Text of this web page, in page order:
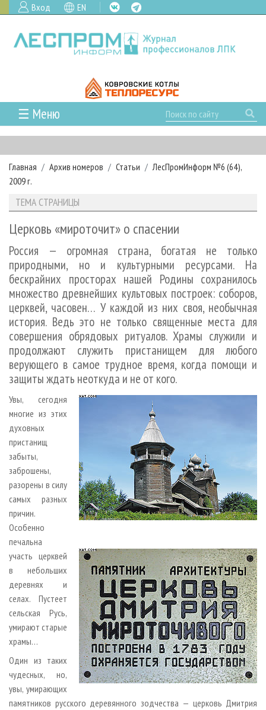
Вход EN
☰ Меню
ГЛАВНАЯ
РУБРИКИ И ТЕМЫ
РУБРИКИ ЖУРНАЛА
ЛЕСОЗАГОТОВКА
ЛЕСОПИЛЕНИЕ
ДЕРЕВООБРАБОТКА
СУШКА ДРЕВЕСИНЫ
ПРОИЗВОДСТВО ДРЕВЕСНЫХ ПЛИТ
ДЕРЕВЯННОЕ ДОМОСТРОЕНИЕ
ПРОИЗВОДСТВО МЕБЕЛИ
БИОЭНЕРГЕТИКА
ЦБП
ИНСТРУМЕНТ И МАТЕРИАЛЫ
НОВОСТИ
НОВОСТИ ЛПК
НОВОСТИ ЖУРНАЛА
НОВОСТИ КОМПАНИЙ
ПРОЕКТЫ ЛПИ
АНАЛИТИКА
ПРЕДПРИЯТИЯ ЛПК
ЛЕСНЫЕ РЕГИОНЫ РОССИИ
ПЕРСОНЫ
МОБИЛЬНЫЕ ВЫСТАВКИ
ОФИЦИАЛЬНЫЕ ДЕЛЕГАЦИИ
ПРИОРИТЕТНЫЕ ИНВЕСТПРОЕКТЫ
RUSSIAN FORESTRY REVIEW
ГАЗЕТА ЛЕСПРОМФОРУМ
БИБЛИОТЕКА СПЕЦИАЛИСТА
АРХИВ ЖУРНАЛОВ
СТАТЬИ
О ЖУРНАЛЕ
ПОДПИСКА
КОНТАКТЫ
РЕКЛАМОДАТЕЛЯМ
РЕКЛАМА
РЕКЛАМА НА САЙТЕ
Главная Архив номеров Статьи
ЛесПромИнформ №6 (64),
2009 г.
ТЕМА СТРАНИЦЫ
Церковь «мироточит» о спасении
Россия — огромная страна, богатая не только
природными, но и культурными ресурсами. На
бескрайних просторах нашей Родины сохранилось
множество древнейших культовых построек: соборов,
церквей, часовен… У каждой из них своя, необычная
история. Ведь это не только священные места для
совершения обрядовых ритуалов. Храмы служили и
продолжают служить пристанищем для любого
верующего в самое трудное время, когда помощи и
защиты ждать неоткуда и не от кого.
Увы, сегодня
многие из этих
духовных
пристанищ
забыты,
заброшены,
разорены в силу
самых разных
причин.
Особенно
печальна
участь церквей
в небольших
деревнях и
селах. Пустеет
сельская Русь,
умирают старые
храмы…
Один из таких
чудесных, но,
увы, умирающих
памятников русского деревянного зодчества — церковь Дмитрия